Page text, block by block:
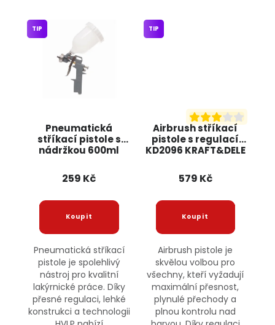
Pneumatická
stříkací pistole s
nádržkou 600ml
TIP
259 Kč
Pneumatická stříkací
pistole je spolehlivý
nástroj pro kvalitní
lakýrnické práce. Díky
přesné regulaci, lehké
konstrukci a technologii
Airbrush stříkací
pistole s regulací
KD2096 KRAFT&DELE
TIP
579 Kč
Airbrush pistole je
skvělou volbou pro
všechny, kteří vyžadují
maximální přesnost,
plynulé přechody a
plnou kontrolu nad